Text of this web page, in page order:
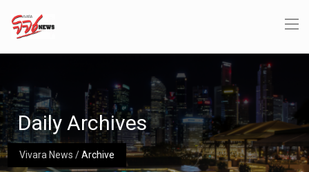
Vivara News /Archive
Daily Archives